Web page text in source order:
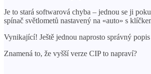
Je to stará softwarová chyba – jednou se ji
spínač světlometů nastavený na «auto» s
Vynikající! Ještě jednou naprosto správný
Znamená to, že vyšší verze CIP to napraví?